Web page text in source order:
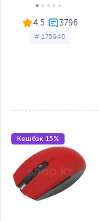
4.5
# 175940
Кешбэк 15%